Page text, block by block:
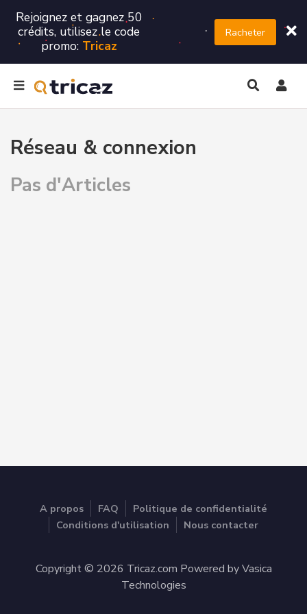
Rejoignez et gagnez 50
crédits, utilisez le code
promo: Tricaz
Racheter
Réseau & connexion
Pas d'Articles
A propos FAQ
Politique de confidentialité
Conditions d'utilisation
Nous contacter
Copyright © 2026 Tricaz.com Powered by Vasica
Technologies